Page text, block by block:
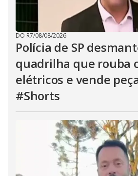
DO R7/08/08/2026
Polícia de SP
quadrilha que rouba
elétricos e vende
#Shorts